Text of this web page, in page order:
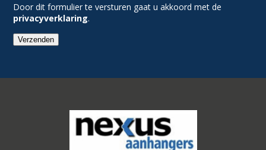
Door dit formulier te versturen gaat u akkoord met de
privacyverklaring.
Verzenden